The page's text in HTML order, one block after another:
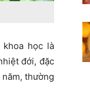
học là
đới, đặc
thường